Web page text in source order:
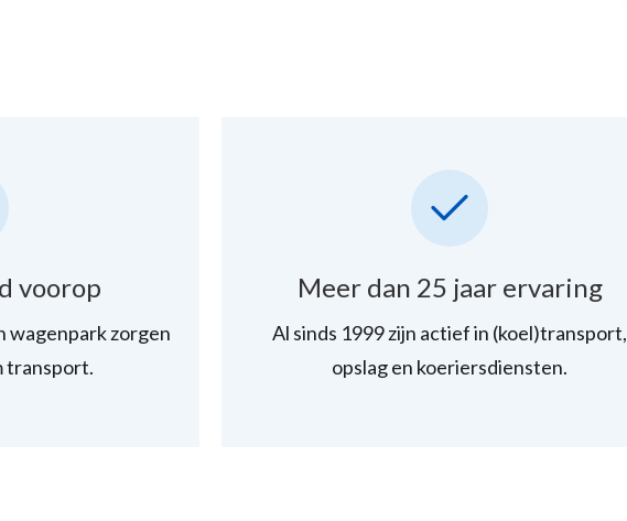
voorop
wagenpark zorgen
transport.
Meer dan 25 jaar ervaring
Al sinds 1999 zijn actief in (koel)transport,
opslag en koeriersdiensten.